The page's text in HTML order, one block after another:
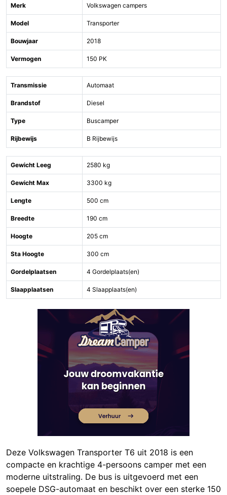
Merk Volkswagen campers
Model Transporter
Bouwjaar 2018
Vermogen 150 PK
Transmissie Automaat
Brandstof Diesel
Type Buscamper
Rijbewijs B Rijbewijs
Gewicht Leeg 2580 kg
Gewicht Max 3300 kg
Lengte 500 cm
Breedte 190 cm
Hoogte 205 cm
Sta Hoogte 300 cm
Gordelplaatsen 4 Gordelplaats(en)
Slaapplaatsen 4 Slaapplaats(en)
Deze Volkswagen Transporter T6 uit 2018 is een
compacte en krachtige 4-persoons camper met een
moderne uitstraling. De bus is uitgevoerd met een
soepele DSG-automaat en beschikt over een sterke 150